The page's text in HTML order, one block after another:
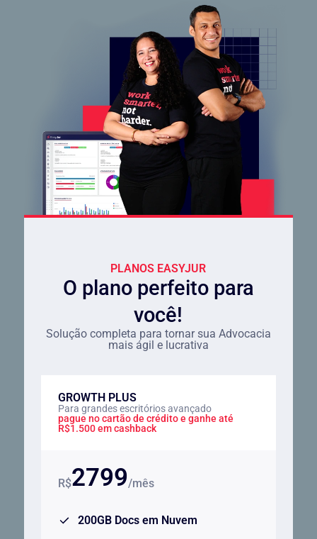
PLANOS EASYJUR
O plano perfeito para
você!
Solução completa para tornar sua Advocacia
mais ágil e lucrativa
GROWTH PLUS
Para grandes escritórios avançado
pague no cartão de crédito e ganhe até
R$1.500 em cashback
R$2799/mês
200GB Docs em Nuvem